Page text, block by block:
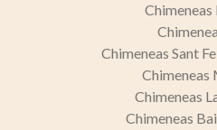
Chimeneas Sant
Chimeneas
Chimeneas
Chimeneas